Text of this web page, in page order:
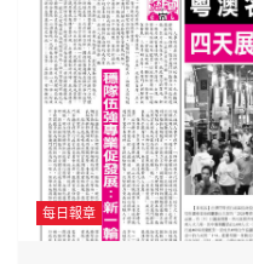
每日報章